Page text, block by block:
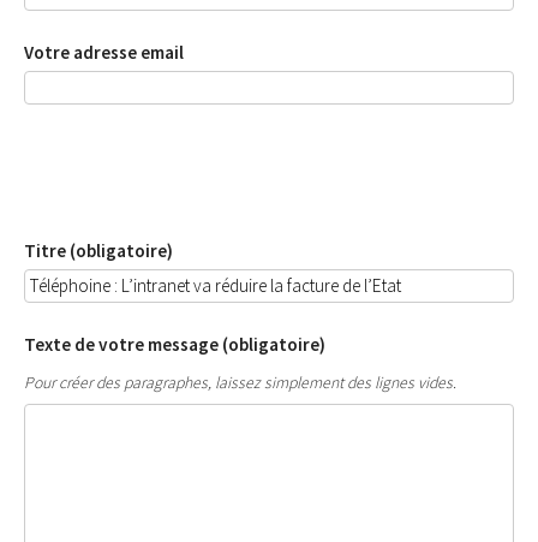
Votre adresse email
Titre (obligatoire)
Texte de votre message (obligatoire)
Pour créer des paragraphes, laissez simplement des lignes vides.